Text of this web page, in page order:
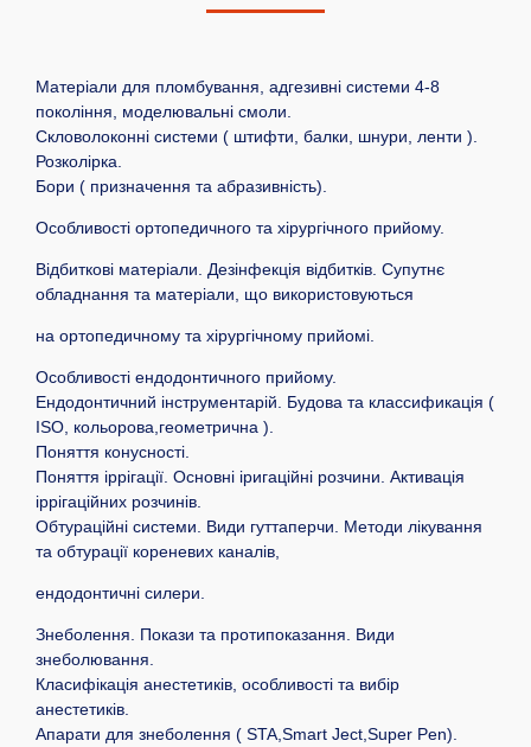
Матеріали для пломбування, адгезивні системи 4-8
покоління, моделювальні смоли.
Скловолоконні системи ( штифти, балки, шнури, ленти ).
Розколірка.
Бори ( призначення та абразивність).
Особливості ортопедичного та хірургічного прийому.
Відбиткові матеріали. Дезінфекція відбитків. Супутнє
обладнання та матеріали, що використовуються
на ортопедичному та хірургічному прийомі.
Особливості ендодонтичного прийому.
Ендодонтичний інструментарій. Будова та классификація (
ISO, кольорова,геометрична ).
Поняття конусності.
Поняття іррігації. Основні іригаційні розчини. Активація
іррігаційних розчинів.
Обтураційні системи. Види гуттаперчи. Методи лікування
та обтурації кореневих каналів,
ендодонтичні силери.
Знеболення. Покази та протипоказання. Види
знеболювання.
Класифікація анестетиків, особливості та вибір
анестетиків.
Апарати для знеболення ( STA,Smart Ject,Super Pen).